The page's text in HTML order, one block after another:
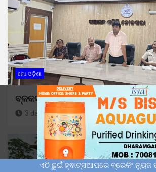
ମୋ ଓଡ଼ିଶା
ବ୍ଳକସ୍ତରୀୟ ସ୍ୱାଧୀନତା ଦିବସ ପାଇଁ
3 days ago Sunil Kumar
ଏଠି ଛୁଇଁ ହ୍ଵାଟ୍ସଆପରେ ବ୍ରେକିଂ ନ୍ୟୁଜ